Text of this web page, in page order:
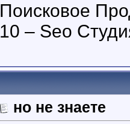
Поисковое
10 – Seo
но не знаете